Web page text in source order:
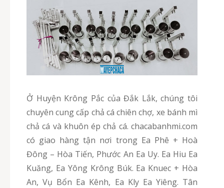
Ở Huyện Krông Pắc của Đắk Lắk, chúng tôi
chuyên cung cấp chả cá chiên chợ, xe bánh mì
chả cá và khuôn ép chả cá. chacabanhmi.com
có giao hàng tận nơi trong Ea Phê + Hoà
Đông – Hòa Tiến, Phước An Ea Uy. Ea Hiu Ea
Kuăng, Ea Yông Krông Búk. Ea Knuec + Hòa
An, Vụ Bổn Ea Kênh, Ea Kly Ea Yiêng. Tân